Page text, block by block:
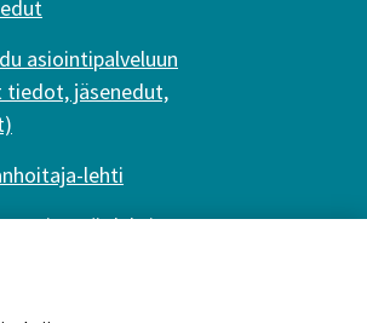
asiointipalveluun
tiedot, jäsenedut,
lehti
Hoitotyö -lehti